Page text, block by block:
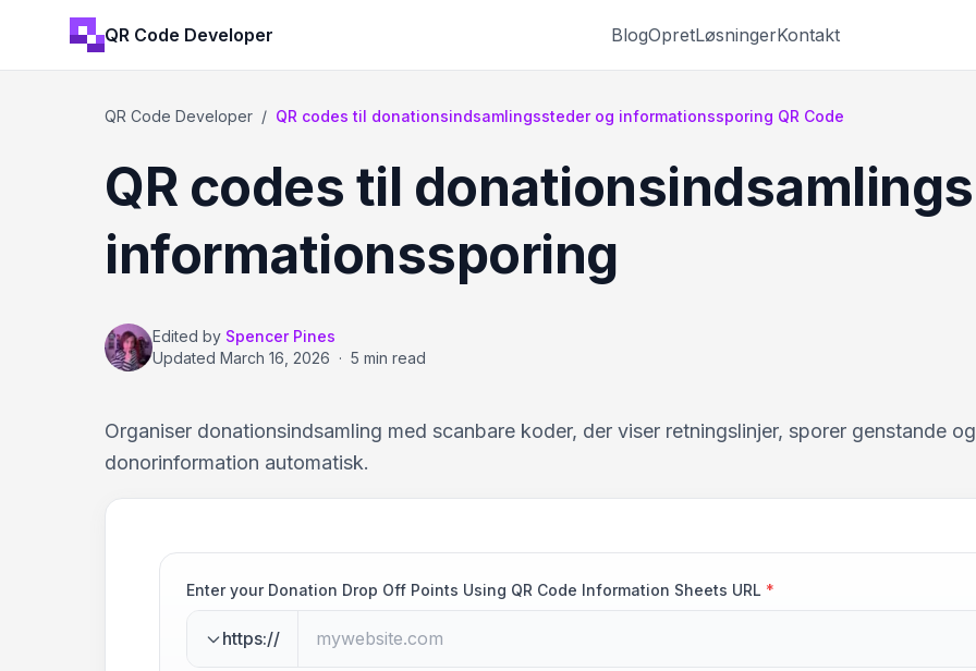
QR Code Developer BlogOpretLøsningerKontakt
QR Code Developer / QR codes til donationsindsamlingssteder og informationssporing QR Code
QR codes til
informationssporing
Edited by Spencer Pines
Updated March 16, 2026 · 5 min read
Organiser donationsindsamling med scanbare koder, der viser retningslinjer, sporer genstande
donorinformation automatisk.
Enter your Donation Drop Off Points Using QR Code Information Sheets URL *
https://